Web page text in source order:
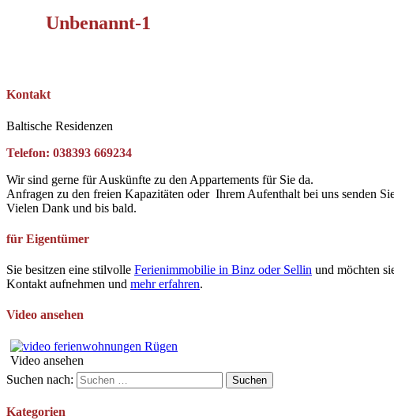
Unbenannt-1
Kontakt
Baltische Residenzen
Telefon: 038393 669234
Wir sind gerne für Auskünfte zu den Appartements für Sie da.
Anfragen zu den freien Kapazitäten oder Ihrem Aufenthalt bei uns senden
Vielen Dank und bis bald.
für Eigentümer
Sie besitzen eine stilvolle Ferienimmobilie in Binz oder Sellin und möchten
Kontakt aufnehmen und mehr erfahren.
Video ansehen
Video ansehen
Suchen nach:
Kategorien